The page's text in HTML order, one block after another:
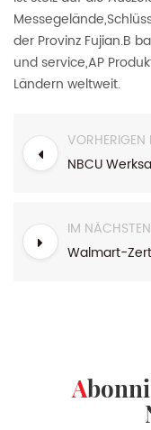
der Provinz Fujian.B
und service,AP
Ländern weltweit.
VORHERIGEN
NBCU
IM
Walmart-
Abonnieren Sie Unseren